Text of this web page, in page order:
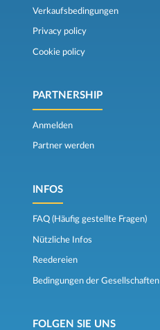
Verkaufsbedingungen
Privacy policy
Cookie policy
PARTNERSHIP
Anmelden
Partner werden
INFOS
FAQ (Häufig gestellte Fragen)
Nützliche Infos
Reedereien
Bedingungen der Gesellschaften
FOLGEN SIE UNS